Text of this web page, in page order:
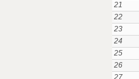
21
22
23
24
25
26
27